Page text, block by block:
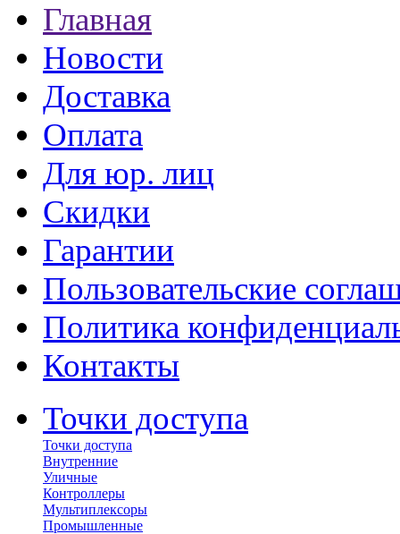
Главная
Новости
Доставка
Оплата
Для юр. лиц
Скидки
Гарантии
Пользовательские
Политика
Контакты
Точки доступа
Точки доступа
Внутренние
Уличные
Контроллеры
Мультиплексоры
Промышленные